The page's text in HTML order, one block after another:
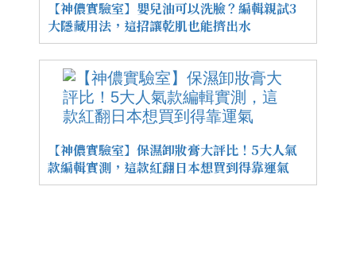
【神儂實驗室】嬰兒油可以洗臉？編輯親試3
大隱藏用法，這招讓乾肌也能擠出水
【神儂實驗室】保濕卸妝膏大評比！5大人氣
款編輯實測，這款紅翻日本想買到得靠運氣